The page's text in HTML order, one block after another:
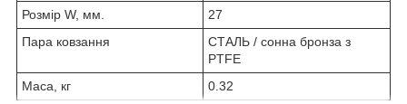
Розмір W, мм.
27
Пара ковзання
СТАЛЬ / сонна бронза з
PTFE
Маса, кг
0.32